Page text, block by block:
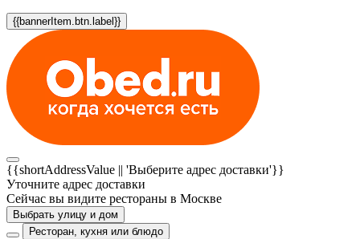
{{bannerItem.btn.label}}
{{shortAddressValue || 'Выберите адрес доставки'}}
Уточните адрес доставки
Сейчас вы видите рестораны в Москве
Выбрать улицу и дом
Ресторан, кухня или блюдо